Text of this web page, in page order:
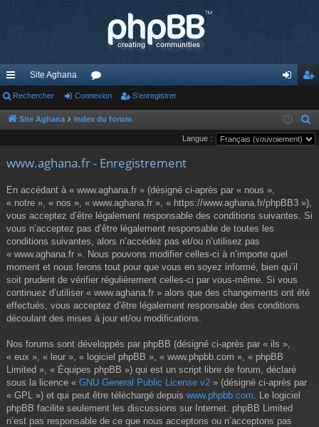
cc
ès
pi
Site Aghana
or
u ne
xi
nr
eg
r
Rechercher Connexion S’enregistrer
Site Aghana Index du forum
e
Langue :
www.aghana.fr - Enregistrement
En accédant à « www.aghana.fr » (désigné ci-après par « nous »,
« notre », « nos », « www.aghana.fr », « https://www.aghana.fr/phpBB3 »),
vous acceptez d’être légalement responsable des conditions suivantes. Si
vous n’acceptez pas d’être légalement responsable de toutes les
conditions suivantes, alors n’accédez pas et/ou n’utilisez pas
« www.aghana.fr ». Nous pouvons modifier celles-ci à n’importe quel
moment et nous ferons tout pour que vous en soyez informé, bien qu’il
soit prudent de vérifier régulièrement celles-ci par vous-même. Si vous
continuez d’utiliser « www.aghana.fr » alors que des changements ont été
effectués, vous acceptez d’être légalement responsable des conditions
découlant des mises à jour et/ou modifications.
Nos forums sont développés par phpBB (désigné ci-après par « ils »,
« eux », « leur », « logiciel phpBB », « www.phpbb.com », « phpBB
Limited », « Équipes phpBB ») qui est un script libre de forum, déclaré
sous la licence « GNU General Public License v2 » (désigné ci-après par
« GPL ») et qui peut être téléchargé depuis www.phpbb.com . Le logiciel
phpBB facilite seulement les discussions sur Internet. phpBB Limited
n’est pas responsable de ce que nous acceptons ou n’acceptons pas